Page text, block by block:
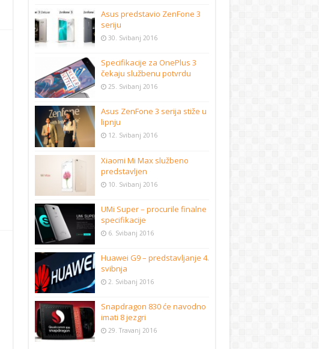
Asus predstavio ZenFone 3
seriju
30. Svibanj 2016
Specifikacije za OnePlus 3
čekaju službenu potvrdu
25. Svibanj 2016
Asus ZenFone 3 serija stiže u
lipnju
12. Svibanj 2016
Xiaomi Mi Max službeno
predstavljen
10. Svibanj 2016
UMi Super – procurile finalne
specifikacije
6. Svibanj 2016
Huawei G9 – predstavljanje 4.
svibnja
2. Svibanj 2016
Snapdragon 830 će navodno
imati 8 jezgri
29. Travanj 2016